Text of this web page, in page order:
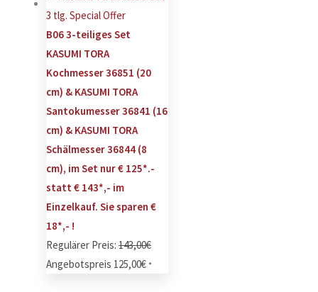
B06 3-teiliges Set
KASUMI TORA
Kochmesser 36851 (20
cm) & KASUMI TORA
Santokumesser 36841 (16
cm) & KASUMI TORA
Schälmesser 36844 (8
cm), im Set nur € 125*.-
statt € 143*,- im
Einzelkauf. Sie sparen €
18*,- !
Regulärer Preis: 143,00€
Angebotspreis 125,00€ *